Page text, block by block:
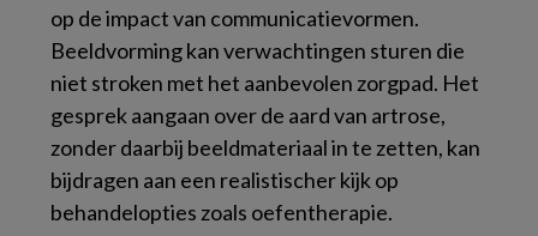
op de impact van communicatievormen.
Beeldvorming kan verwachtingen sturen die
niet stroken met het aanbevolen zorgpad. Het
gesprek aangaan over de aard van artrose,
zonder daarbij beeldmateriaal in te zetten, kan
bijdragen aan een realistischer kijk op
behandelopties zoals oefentherapie.